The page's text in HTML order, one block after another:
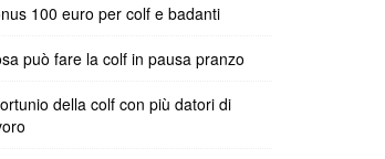
100 euro per colf e badanti
può fare la colf in pausa pranzo
della colf con più datori di